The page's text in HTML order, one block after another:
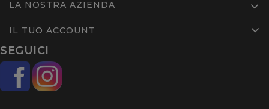
LA NOSTRA AZIENDA
IL TUO ACCOUNT
SEGUICI